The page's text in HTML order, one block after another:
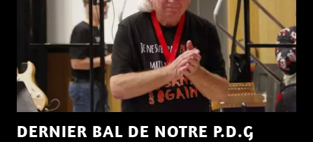
DERNIER BAL DE NOTRE P.D.G